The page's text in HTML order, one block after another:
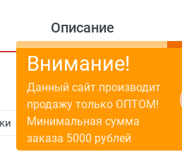
Описание
Внимание!
Данный сайт производит
продажу только ОПТОМ!
Минимальная сумма
заказа 5000 рублей